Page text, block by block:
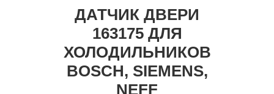
ДАТЧИК ДВЕРИ
163175 ДЛЯ
ХОЛОДИЛЬНИКОВ
BOSCH, SIEMENS,
NEFF